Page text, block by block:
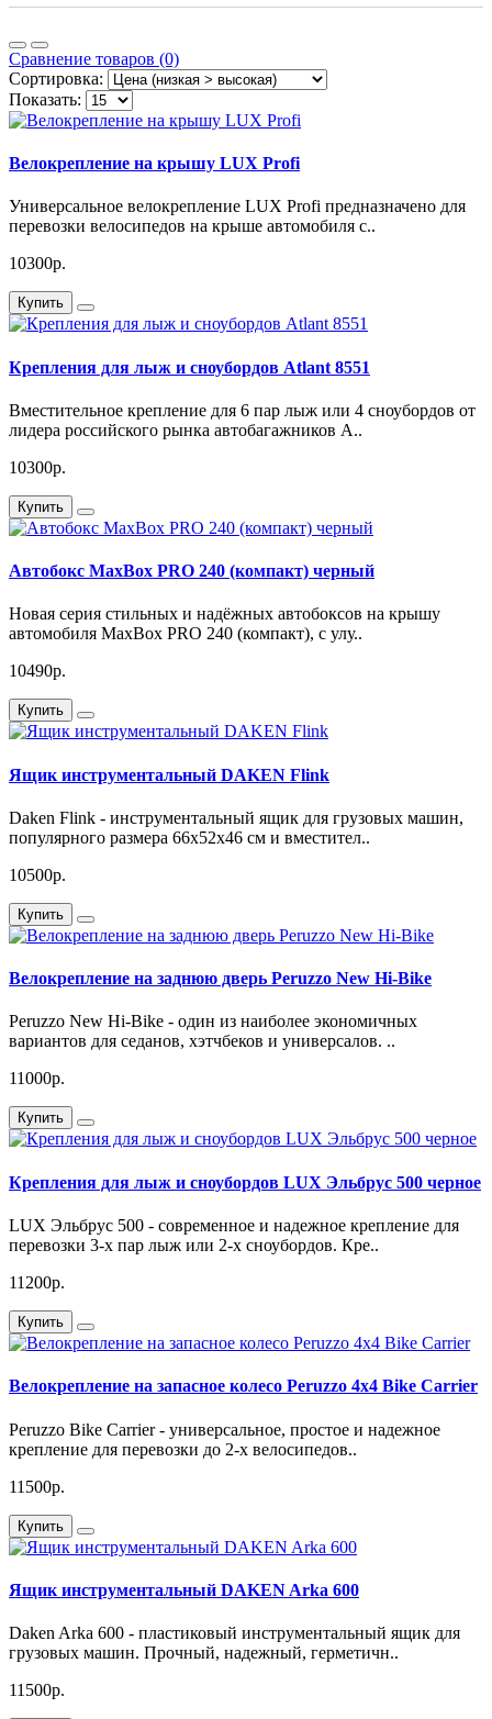
Солнечные панели
Сравнение товаров (0)
Сортировка:
Показать:
Велокрепление на крышу LUX Profi
Универсальное велокрепление LUX Profi предназначено для
перевозки велосипедов на крыше автомобиля с..
10300р.
Купить
Крепления для лыж и сноубордов Atlant 8551
Вместительное крепление для 6 пар лыж или 4 сноубордов от
лидера российского рынка автобагажников A..
10300р.
Купить
Автобокс MaxBox PRO 240 (компакт) черный
Новая серия стильных и надёжных автобоксов на крышу
автомобиля MaxBox PRO 240 (компакт), с улу..
10490р.
Купить
Ящик инструментальный DAKEN Flink
Daken Flink - инструментальный ящик для грузовых машин,
популярного размера 66x52x46 см и вместител..
10500р.
Купить
Велокрепление на заднюю дверь Peruzzo New Hi-Bike
Peruzzo New Hi-Bike - один из наиболее экономичных
вариантов для седанов, хэтчбеков и универсалов. ..
11000р.
Купить
Крепления для лыж и сноубордов LUX Эльбрус 500 черное
LUX Эльбрус 500 - современное и надежное крепление для
перевозки 3-x пар лыж или 2-x сноубордов. Кре..
11200р.
Купить
Велокрепление на запасное колесо Peruzzo 4x4 Bike Carrier
Peruzzo Bike Carrier - универсальное, простое и надежное
крепление для перевозки до 2-х велосипедов..
11500р.
Купить
Ящик инструментальный DAKEN Arka 600
Daken Arka 600 - пластиковый инструментальный ящик для
грузовых машин. Прочный, надежный, герметичн..
11500р.